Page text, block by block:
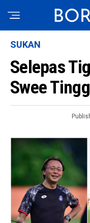
SUKAN
Selepas
Swee